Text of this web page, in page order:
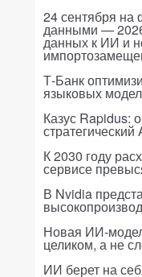
24 сентября
данными —
данных к ИИ и
Т-Банк
языковых
Казус Rapidus:
стратегический
К 2030 году
сервисе
В Nvidia
Новая ИИ-
целиком, а не
ИИ берет на